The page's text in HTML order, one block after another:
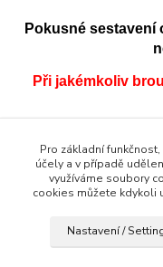
Pokusné sestavení
Při jakémkoliv
Pro základní
účely a v případě
využíváme soubory
cookies můžete kdykoli
Nastavení /